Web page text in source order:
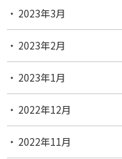
2023年3月
2023年2月
2023年1月
2022年12月
2022年11月